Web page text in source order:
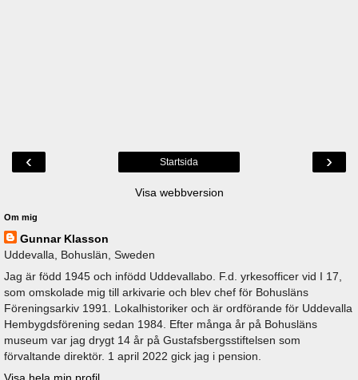
‹ ›
Startsida
Visa webbversion
Om mig
Gunnar Klasson
Uddevalla, Bohuslän, Sweden
Jag är född 1945 och infödd Uddevallabo. F.d. yrkesofficer vid I 17,
som omskolade mig till arkivarie och blev chef för Bohusläns
Föreningsarkiv 1991. Lokalhistoriker och är ordförande för Uddevalla
Hembygdsförening sedan 1984. Efter många år på Bohusläns
museum var jag drygt 14 år på Gustafsbergsstiftelsen som
förvaltande direktör. 1 april 2022 gick jag i pension.